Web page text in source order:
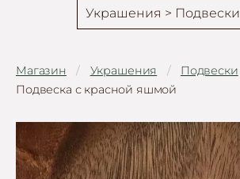
Украшения > Подвески
Магазин Украшения
Подвески
Подвеска с красной яшмой